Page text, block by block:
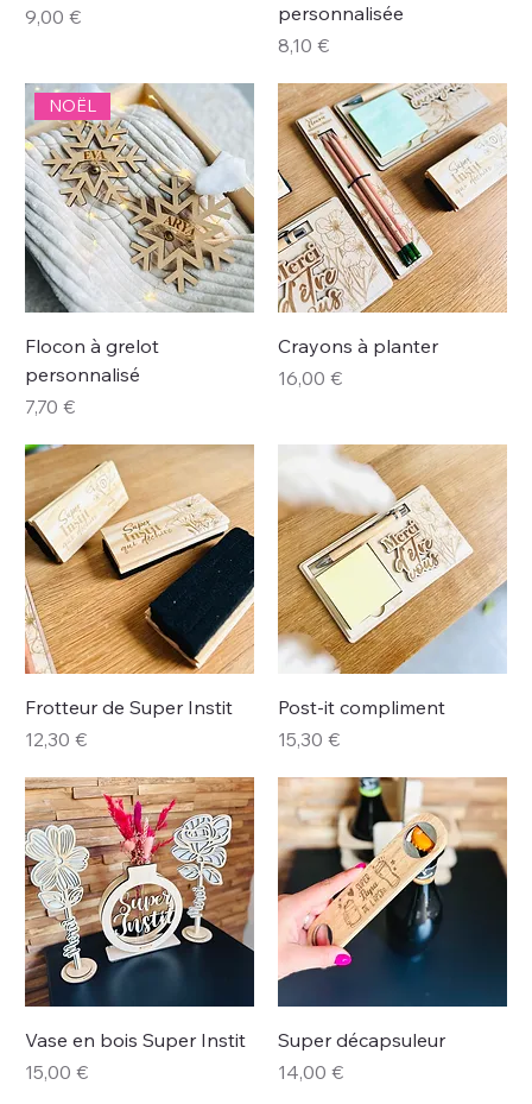
Prix
9,00 €
personnalisée
Prix
8,10 €
NOËL
Flocon à grelot
personnalisé
Prix
7,70 €
Crayons à planter
Prix
16,00 €
Frotteur de Super Instit
Prix
12,30 €
Post-it compliment
Prix
15,30 €
Vase en bois Super Instit
Prix
15,00 €
Super décapsuleur
Prix
14,00 €